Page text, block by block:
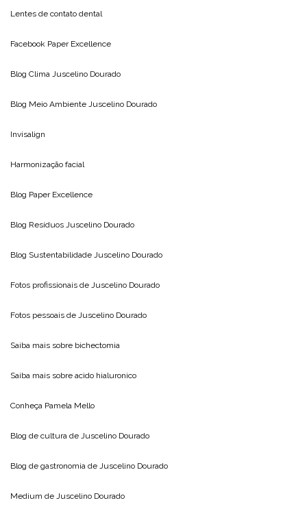
Lentes de contato dental
Facebook Paper Excellence
Blog Clima Juscelino Dourado
Blog Meio Ambiente Juscelino Dourado
Invisalign
Harmonização facial
Blog Paper Excellence
Blog Resíduos Juscelino Dourado
Blog Sustentabilidade Juscelino Dourado
Fotos profissionais de Juscelino Dourado
Fotos pessoais de Juscelino Dourado
Saiba mais sobre bichectomia
Saiba mais sobre acido hialuronico
Conheça Pamela Mello
Blog de cultura de Juscelino Dourado
Blog de gastronomia de Juscelino Dourado
Medium de Juscelino Dourado